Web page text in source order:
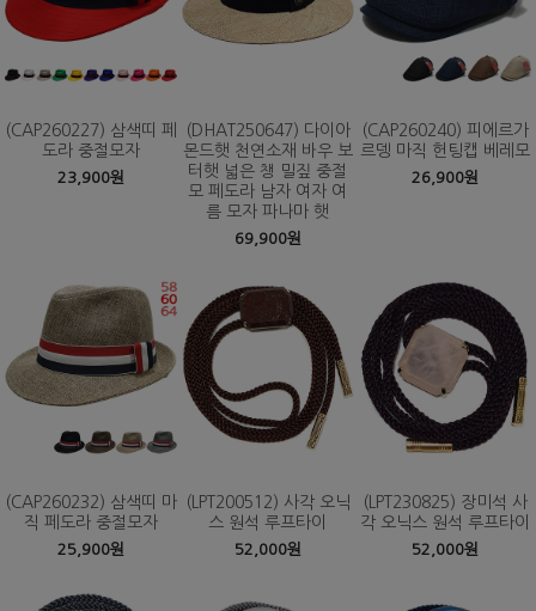
(CAP260227) 삼색띠 페
도라 중절모자
23,900원
(DHAT250647) 다이아
몬드햇 천연소재 바우 보
터햇 넓은 챙 밀짚 중절
모 페도라 남자 여자 여
름 모자 파나마 햇
69,900원
(CAP260240) 피에르가
르뎅 마직 헌팅캡 베레모
26,900원
(CAP260232) 삼색띠 마
직 페도라 중절모자
25,900원
(LPT200512) 사각 오닉
스 원석 루프타이
52,000원
(LPT230825) 장미석 사
각 오닉스 원석 루프타이
52,000원